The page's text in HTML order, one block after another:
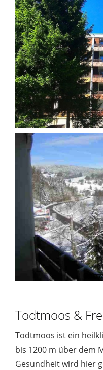
Todtmoos &
Todtmoos ist ein
bis 1200 m über dem
Gesundheit wird hier